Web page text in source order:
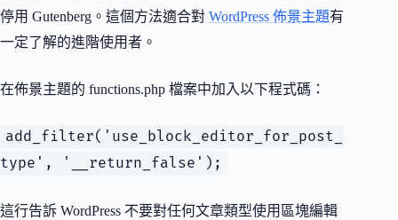
停用 Gutenberg。這個方法適合對 WordPress 佈景主題有
一定了解的進階使用者。
在佈景主題的 functions.php 檔案中加入以下程式碼：
add_filter('use_block_editor_for_post_
type', '__return_false');
這行告訴 WordPress 不要對任何文章類型使用區塊編輯